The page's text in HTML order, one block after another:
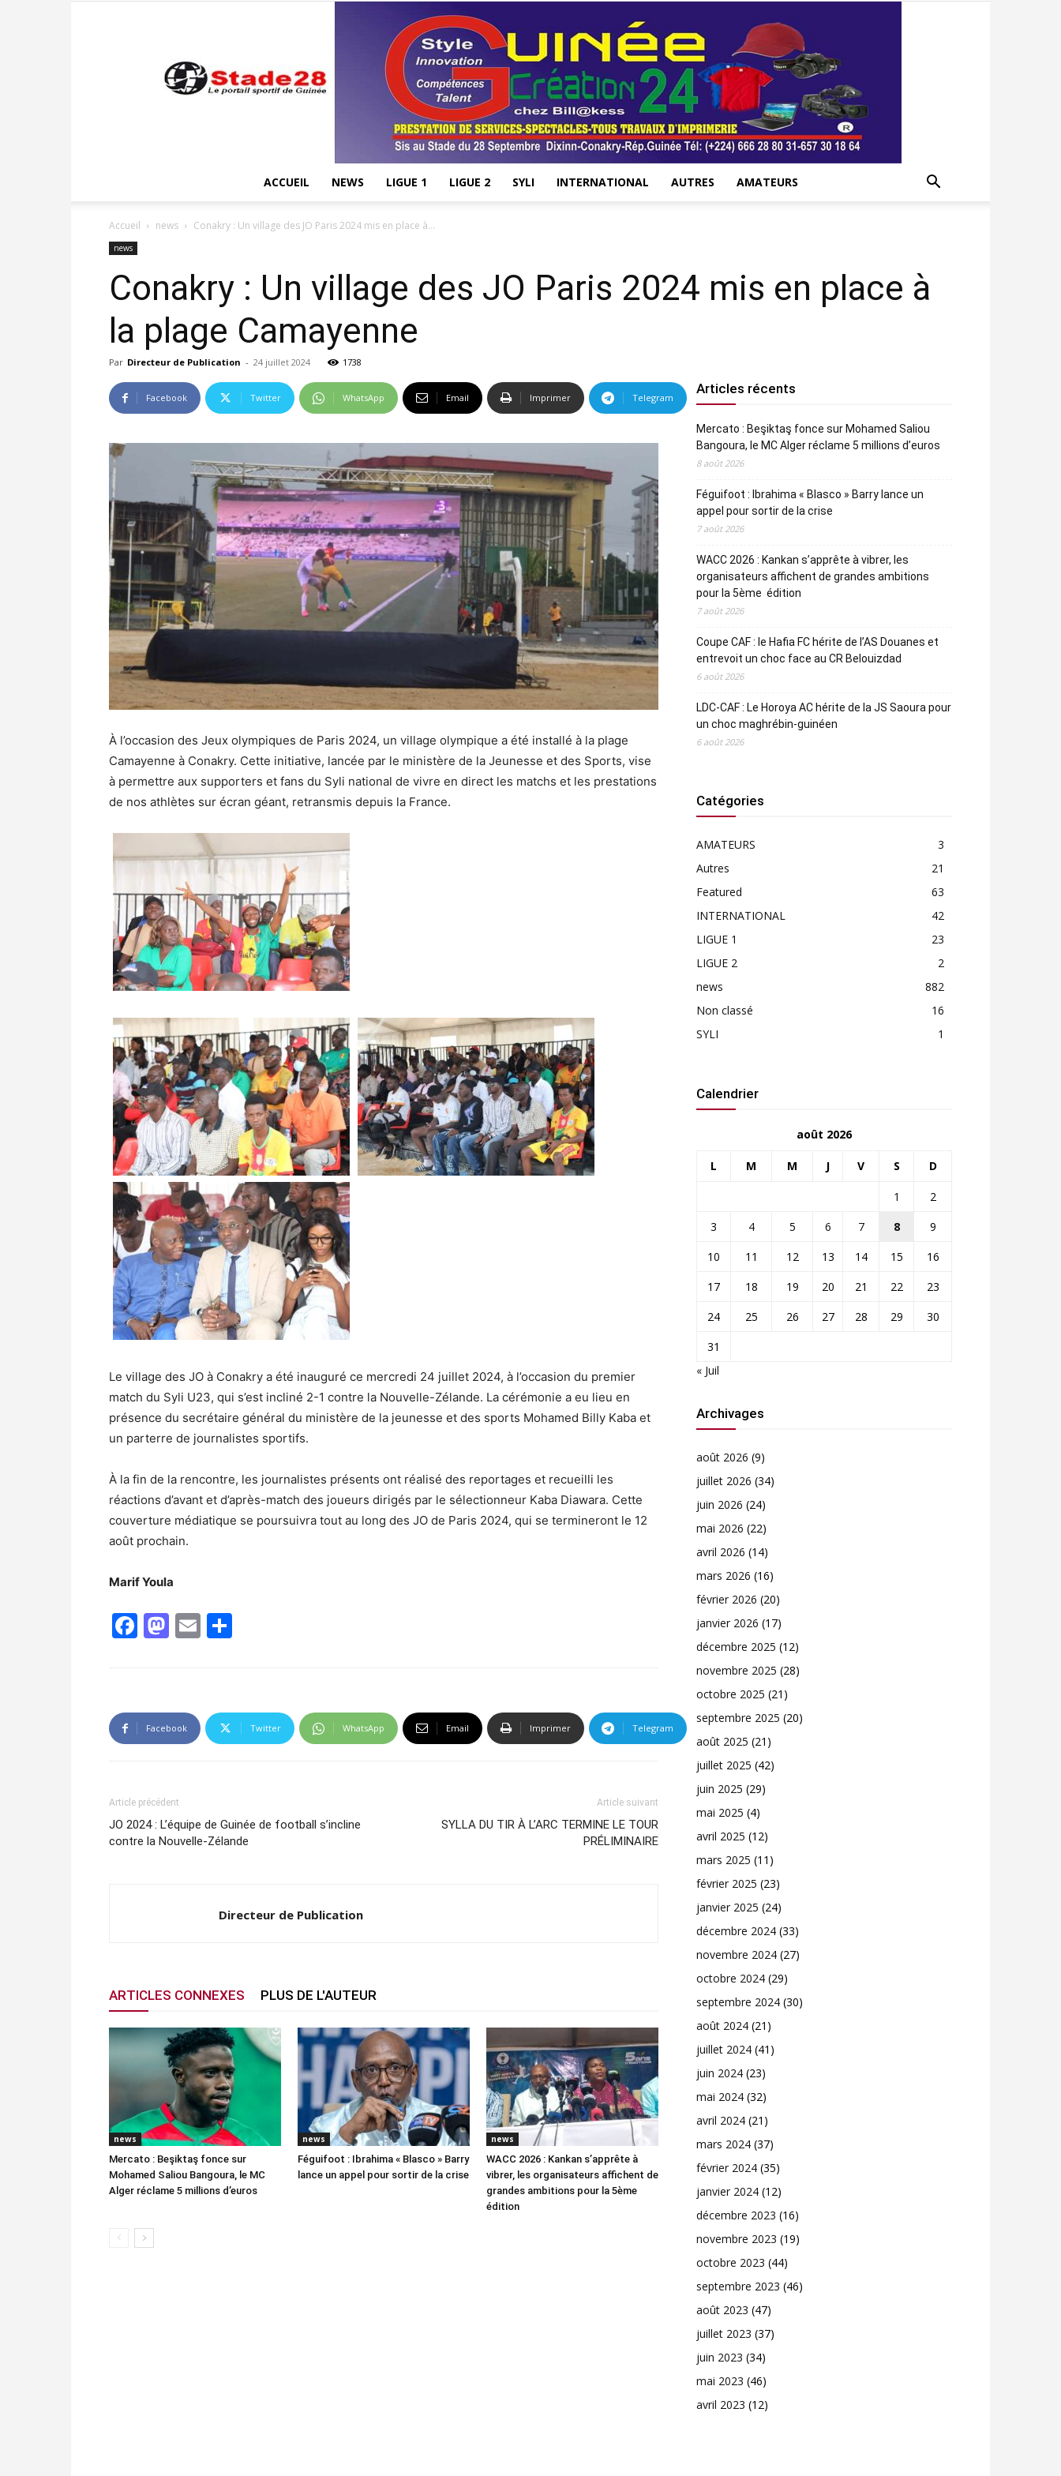
ACCUEIL NEWS LIGUE 1 LIGUE 2 SYLI INTERNATIONAL AUTRES AMATEURS
Accueil news Conakry : Un village des JO Paris 2024 mis en place à...
news
Conakry : Un village des JO Paris 2024 mis en place à
la plage Camayenne
Par Directeur de Publication - 24 juillet 2024 1738
Facebook Twitter WhatsApp Email Imprimer Telegram
À l’occasion des Jeux olympiques de Paris 2024, un village olympique a été installé à la plage
Camayenne à Conakry. Cette initiative, lancée par le ministère de la Jeunesse et des Sports, vise
à permettre aux supporters et fans du Syli national de vivre en direct les matchs et les prestations
de nos athlètes sur écran géant, retransmis depuis la France.
Le village des JO à Conakry a été inauguré ce mercredi 24 juillet 2024, à l’occasion du premier
match du Syli U23, qui s’est incliné 2-1 contre la Nouvelle-Zélande. La cérémonie a eu lieu en
présence du secrétaire général du ministère de la jeunesse et des sports Mohamed Billy Kaba et
un parterre de journalistes sportifs.
À la fin de la rencontre, les journalistes présents ont réalisé des reportages et recueilli les
réactions d’avant et d’après-match des joueurs dirigés par le sélectionneur Kaba Diawara. Cette
couverture médiatique se poursuivra tout au long des JO de Paris 2024, qui se termineront le 12
août prochain.
Marif Youla
Facebook
Mastodon
Email
Facebook Twitter WhatsApp Email Imprimer Telegram
Article précédent
JO 2024 : L’équipe de Guinée de football s’incline
contre la Nouvelle-Zélande
Article suivant
SYLLA DU TIR À L’ARC TERMINE LE TOUR
PRÉLIMINAIRE
Directeur de Publication
ARTICLES CONNEXES PLUS DE L'AUTEUR
news
Mercato : Beşiktaş fonce sur
Mohamed Saliou Bangoura, le MC
Alger réclame 5 millions d’euros
news
Féguifoot : Ibrahima « Blasco » Barry
lance un appel pour sortir de la crise
news
WACC 2026 : Kankan s’apprête à
vibrer, les organisateurs affichent de
grandes ambitions pour la 5ème
édition
Articles récents
Mercato : Beşiktaş fonce sur Mohamed Saliou
Bangoura, le MC Alger réclame 5 millions d’euros
8 août 2026
Féguifoot : Ibrahima « Blasco » Barry lance un
appel pour sortir de la crise
7 août 2026
WACC 2026 : Kankan s’apprête à vibrer, les
organisateurs affichent de grandes ambitions
pour la 5ème édition
7 août 2026
Coupe CAF : le Hafia FC hérite de l’AS Douanes et
entrevoit un choc face au CR Belouizdad
6 août 2026
LDC-CAF : Le Horoya AC hérite de la JS Saoura pour
un choc maghrébin-guinéen
6 août 2026
Catégories
AMATEURS
3
Autres
21
Featured
63
INTERNATIONAL
42
LIGUE 1
23
LIGUE 2
2
news
882
Non classé
16
SYLI
1
Calendrier
août 2026
L M M J V S D
1
2
3
4 5 6 7 8
9
10
11 12 13 14 15
16
17
18 19 20 21 22
23
24
25 26 27 28 29
30
31
« Juil
Archivages
août 2026 (9)
juillet 2026 (34)
juin 2026 (24)
mai 2026 (22)
avril 2026 (14)
mars 2026 (16)
février 2026 (20)
janvier 2026 (17)
décembre 2025 (12)
novembre 2025 (28)
octobre 2025 (21)
septembre 2025 (20)
août 2025 (21)
juillet 2025 (42)
juin 2025 (29)
mai 2025 (4)
avril 2025 (12)
mars 2025 (11)
février 2025 (23)
janvier 2025 (24)
décembre 2024 (33)
novembre 2024 (27)
octobre 2024 (29)
septembre 2024 (30)
août 2024 (21)
juillet 2024 (41)
juin 2024 (23)
mai 2024 (32)
avril 2024 (21)
mars 2024 (37)
février 2024 (35)
janvier 2024 (12)
décembre 2023 (16)
novembre 2023 (19)
octobre 2023 (44)
septembre 2023 (46)
août 2023 (47)
juillet 2023 (37)
juin 2023 (34)
mai 2023 (46)
avril 2023 (12)